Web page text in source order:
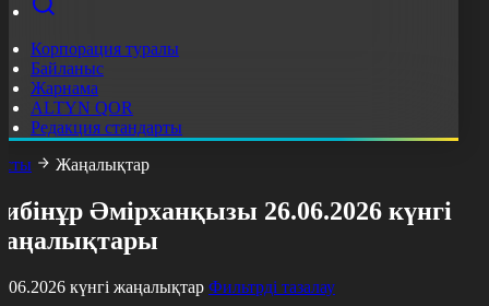
Корпорация туралы
Байланыс
Жарнама
ALTYN QOR
Редакция стандарты
Жаңалықтар
Әмірханқызы 26.06.2026 күнгі
күнгі жаңалықтар Фильтрді тазалау